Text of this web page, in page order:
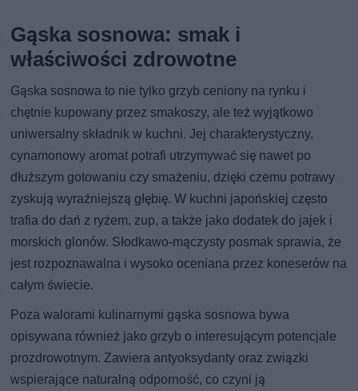
Gąska sosnowa: smak i
właściwości zdrowotne
Gąska sosnowa to nie tylko grzyb ceniony na rynku i
chętnie kupowany przez smakoszy, ale też wyjątkowo
uniwersalny składnik w kuchni. Jej charakterystyczny,
cynamonowy aromat potrafi utrzymywać się nawet po
dłuższym gotowaniu czy smażeniu, dzięki czemu potrawy
zyskują wyraźniejszą głębię. W kuchni japońskiej często
trafia do dań z ryżem, zup, a także jako dodatek do jajek i
morskich glonów. Słodkawo‑mączysty posmak sprawia, że
jest rozpoznawalna i wysoko oceniana przez koneserów na
całym świecie.
Poza walorami kulinarnymi gąska sosnowa bywa
opisywana również jako grzyb o interesującym potencjale
prozdrowotnym. Zawiera antyoksydanty oraz związki
wspierające naturalną odporność, co czyni ją